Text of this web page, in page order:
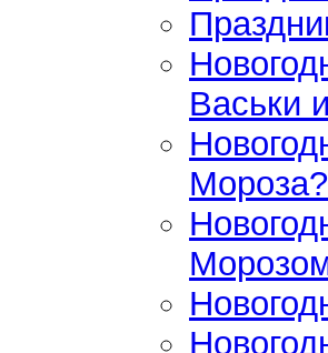
Васьки